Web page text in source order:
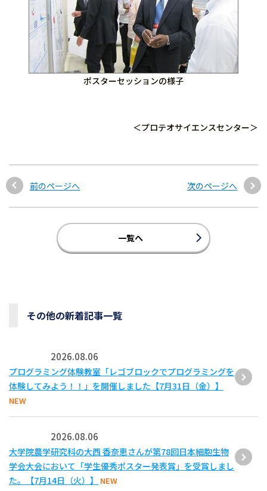
ポスターセッションの様子
＜プロテオサイエンスセンター＞
前のページへ 次のページへ
一覧へ
その他の新着記事一覧
2026.08.06
プログラミング体験教室「レゴブロックでプログラミングを
体験してみよう！！」を開催しました【7月31日（金）】
NEW
2026.08.06
大学院農学研究科の大西 香奈恵さんが第78回日本細胞生物
学会大会において「学生優秀ポスター発表賞」を受賞しまし
た。【7月14日（火）】
NEW